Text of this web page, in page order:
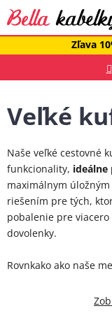
Prejsť
na
obsah
Zľava
Veľké
Naše veľké cestovné
funkcionality, ideálne
maximálnym
riešením pre tých,
pobalenie pre
dovolenky.
Rovnkako ako naše
čo zabezpečuje